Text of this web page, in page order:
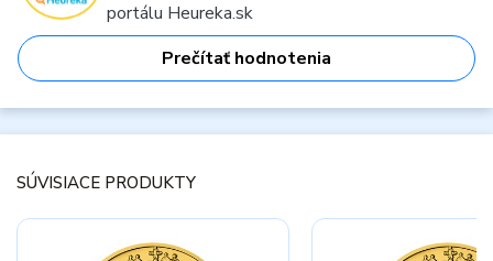
portálu Heureka.sk
Prečítať hodnotenia
SÚVISIACE PRODUKTY